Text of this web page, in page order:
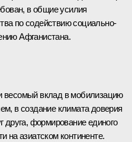
в общие усилия
по содействию социально-
Афганистана.
весомый вклад в мобилизацию
в создание климата доверия
друга, формирование единого
на азиатском континенте.